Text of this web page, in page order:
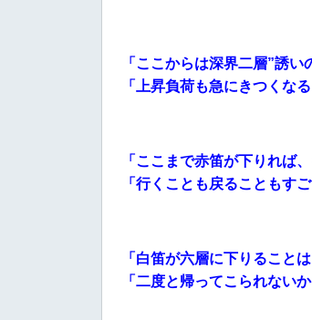
「ここからは深界二層”誘い
「上昇負荷も急にきつくなる
「ここまで赤笛が下りれば
「行くことも戻ることもす
「白笛が六層に下りること
「二度と帰ってこられないか